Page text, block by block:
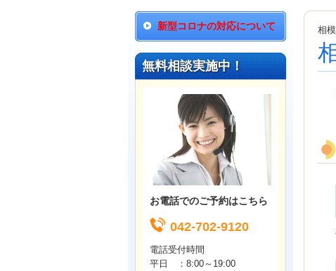
相
新型コロナの対応について
無料相談実施中！
お電話でのご予約はこちら
042-702-9120
電話受付時間
平日 ：8:00～19:00